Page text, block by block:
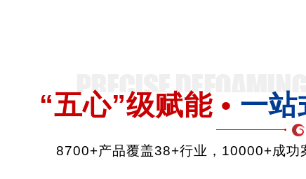
“五心”级赋能 • 一站
8700+产品覆盖38+行业，10000+成